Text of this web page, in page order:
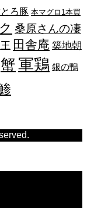
ろ豚 本マグロ1本買
桑原さんの凄
田舎庵 築地朝
蟹軍鶏 銀の鴨